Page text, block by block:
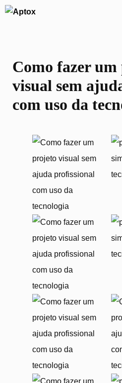
Como fazer
visual sem
com uso da